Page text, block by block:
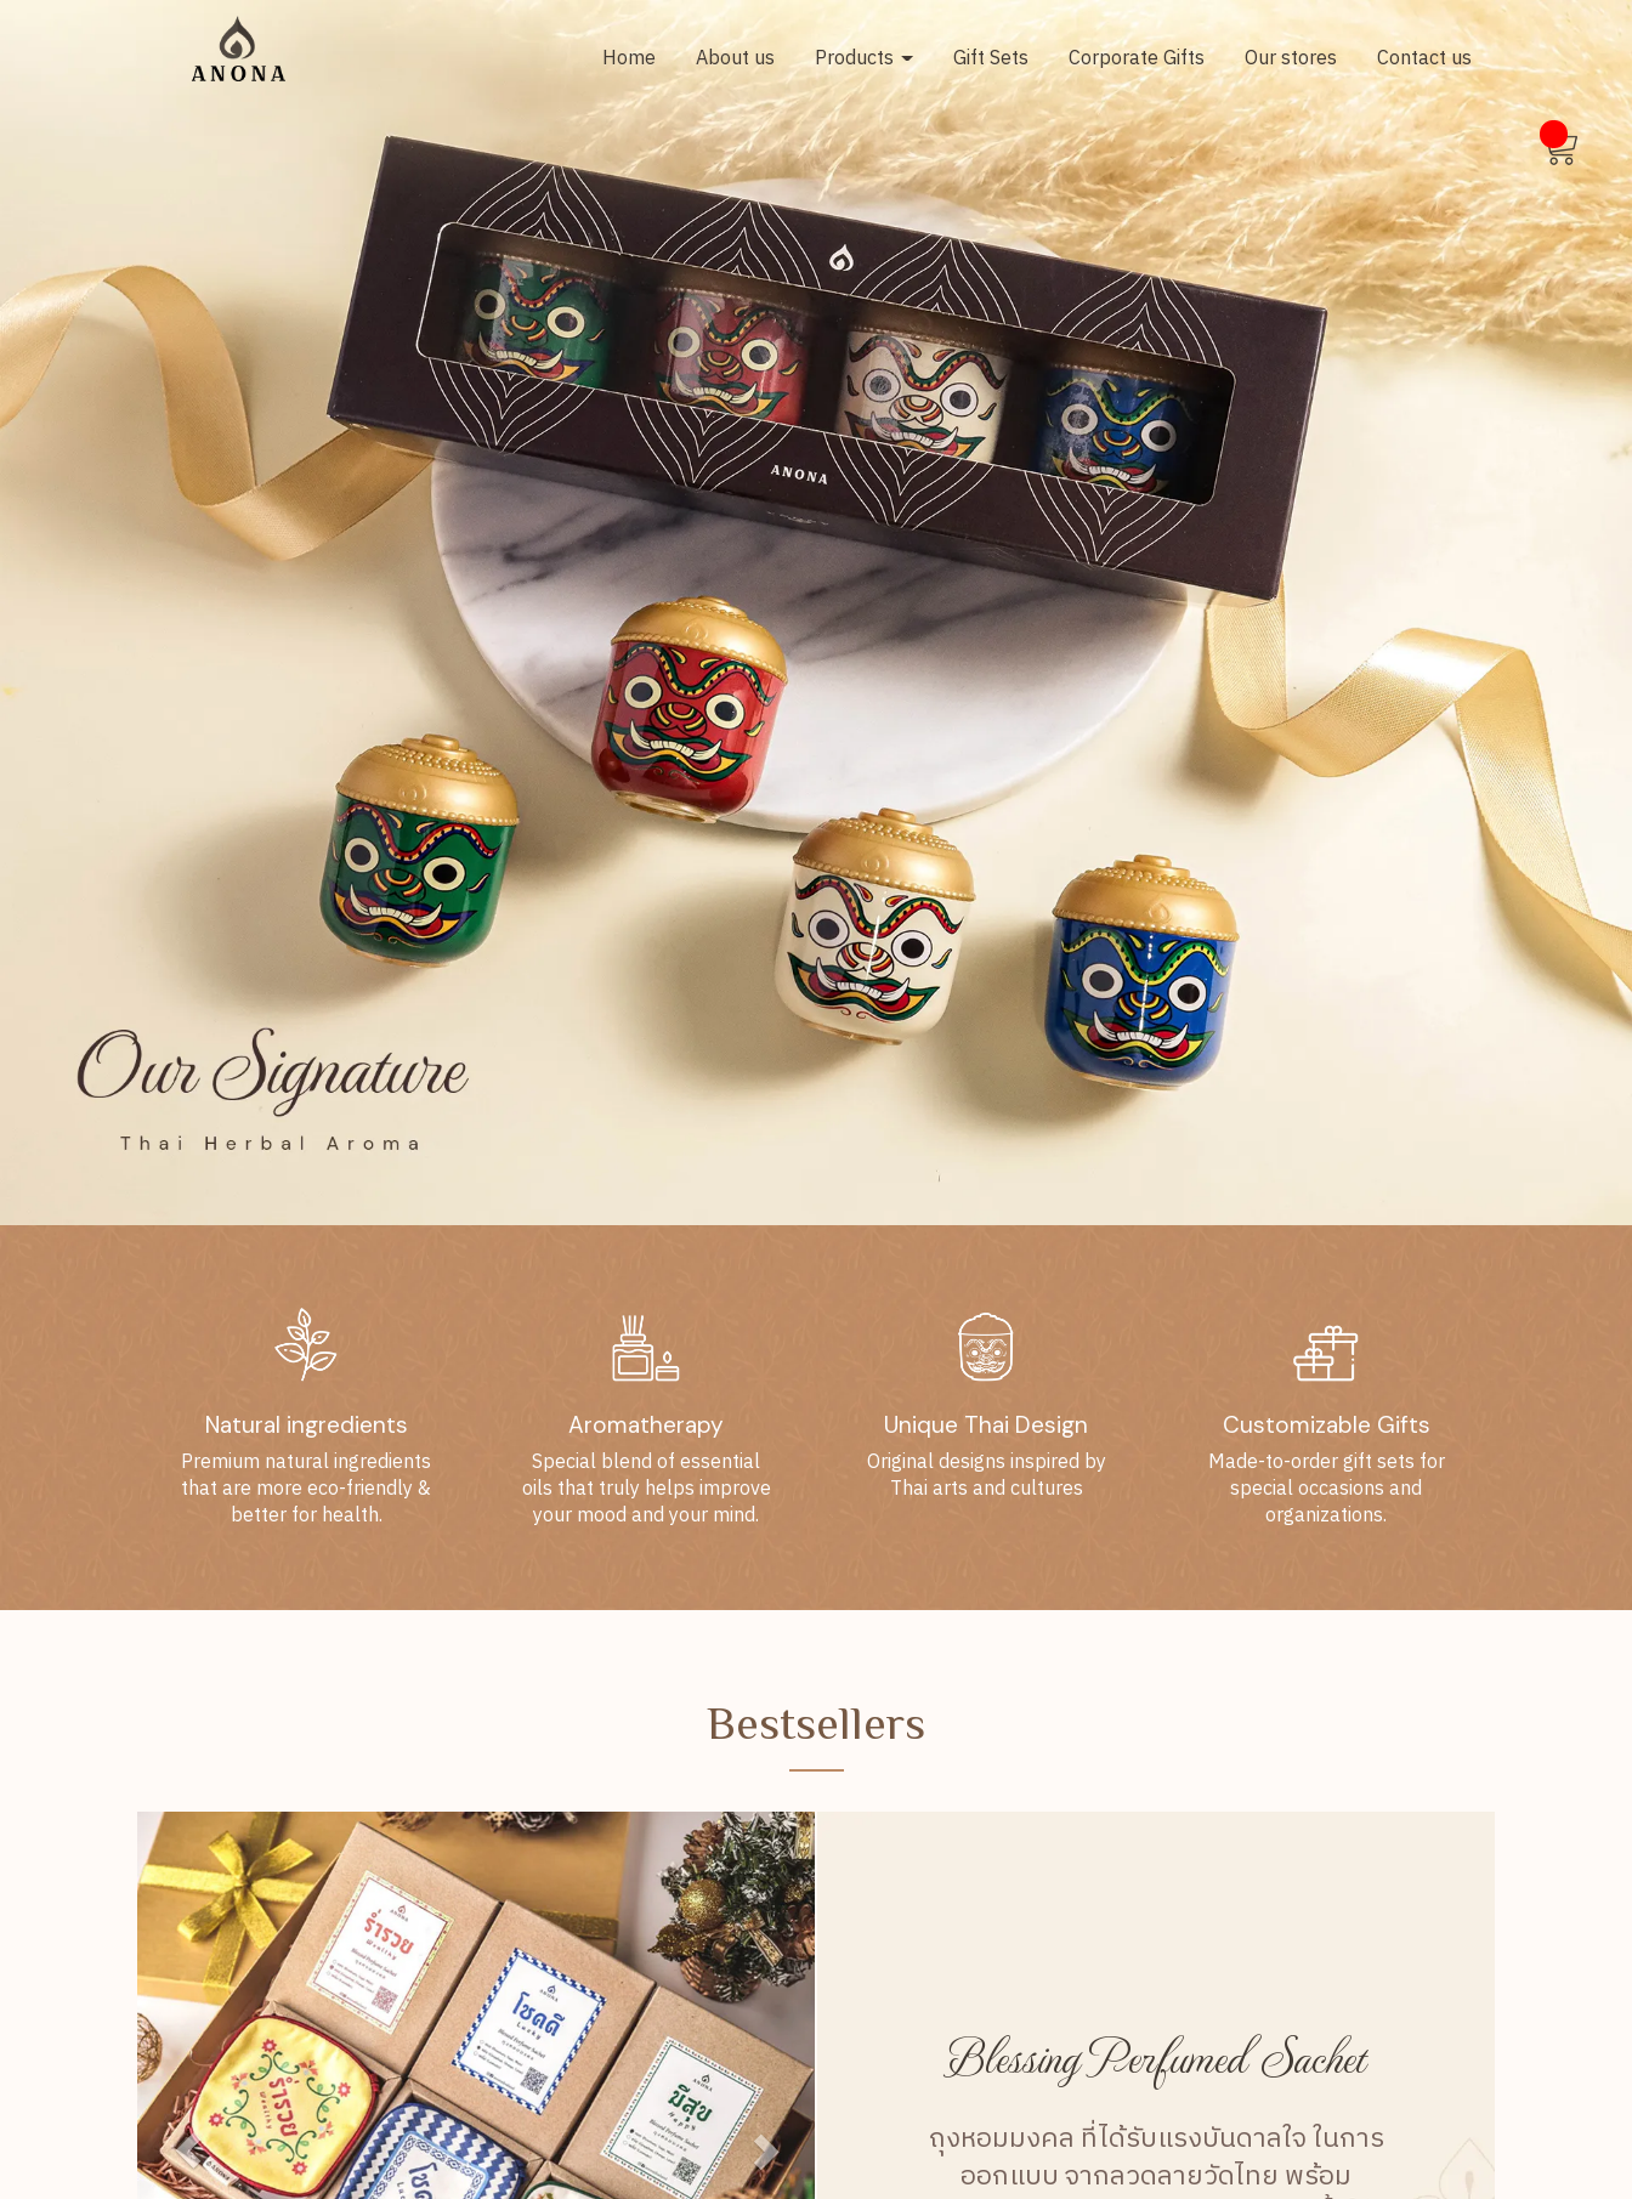
Home About us Products Gift Sets Corporate Gifts Our stores Contact us
Natural ingredients
Premium natural ingredients
that are more eco-friendly &
better for health.
Aromatherapy
Special blend of essential
oils that truly helps improve
your mood and your mind.
Unique Thai Design
Original designs inspired by
Thai arts and cultures
Customizable Gifts
Made-to-order gift sets for
special occasions and
organizations.
Bestsellers
Blessing Perfumed Sachet
ถุงหอมมงคล ที่ได้รับแรงบันดาลใจ ในการ
ออกแบบ จากลวดลายวัดไทย พร้อม